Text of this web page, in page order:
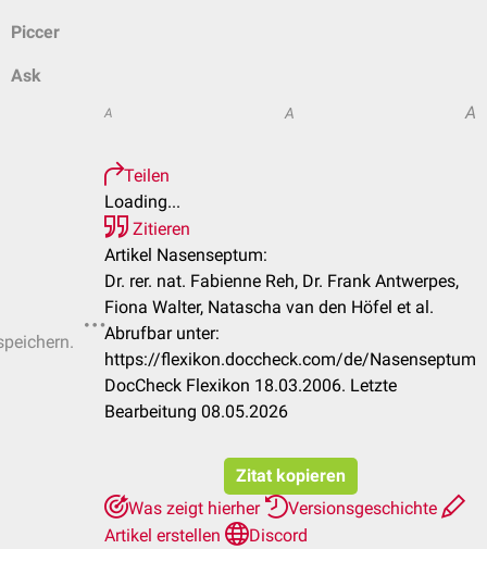
Piccer
Ask
A A A
Teilen
Loading...
Zitieren
Artikel Nasenseptum:
Dr. rer. nat. Fabienne Reh, Dr. Frank Antwerpes,
Fiona Walter, Natascha van den Höfel et al.
Abrufbar unter:
https://flexikon.doccheck.com/de/Nasenseptum
DocCheck Flexikon 18.03.2006. Letzte
Bearbeitung 08.05.2026
Zitat kopieren
Was zeigt hierher
Versionsgeschichte
Artikel erstellen
Discord